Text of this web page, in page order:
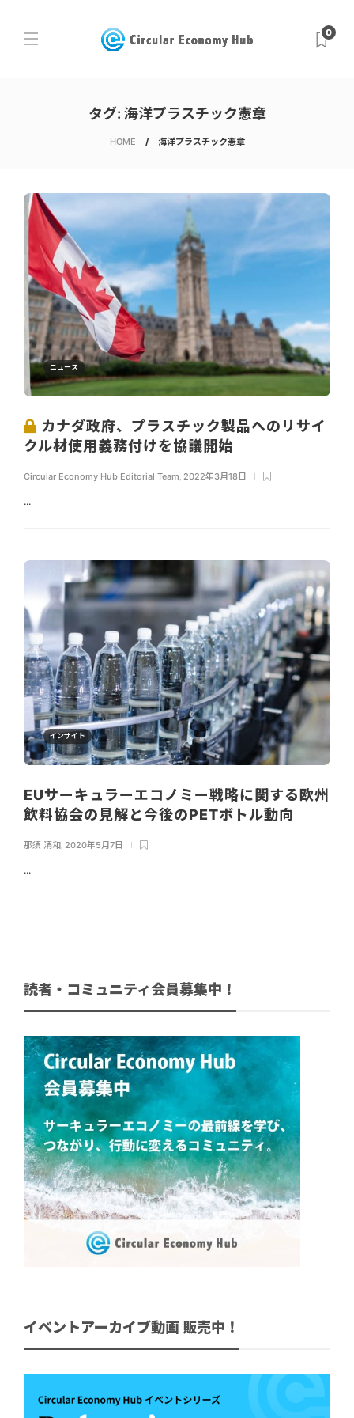
0
タグ: 海洋プラスチック憲章
HOME 海洋プラスチック憲章
ニュース
カナダ政府、プラスチック製品へのリサイ
クル材使用義務付けを協議開始
Circular Economy Hub Editorial Team, 2022年3月18日
...
インサイト
EUサーキュラーエコノミー戦略に関する欧州
飲料協会の見解と今後のPETボトル動向
那須 清和 2020年5月7日
...
読者・コミュニティ会員募集中！
イベントアーカイブ動画 販売中！